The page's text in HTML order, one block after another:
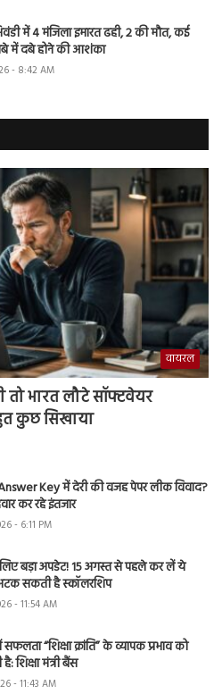
में 4 मंजिला इमारत ढही, 2 की मौत, कई
में दबे होने की आशंका
- 8:42 AM
वायरल
तो भारत लौटे सॉफ्टवेयर
कुछ सिखाया
Key में देरी की वजह पेपर लीक विवाद?
कर रहे इंतजार
- 6:11 PM
लिए बड़ा अपडेट! 15 अगस्त से पहले कर लें ये
सकती है स्कॉलरशिप
- 11:54 AM
सफलता “शिक्षा क्रांति” के व्यापक प्रभाव को
शिक्षा मंत्री बैंस
- 11:43 AM